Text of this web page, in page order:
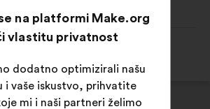
na platformi Make.org
vlastitu privatnost
dodatno optimizirali našu
i vaše iskustvo, prihvatite
mi i naši partneri želimo